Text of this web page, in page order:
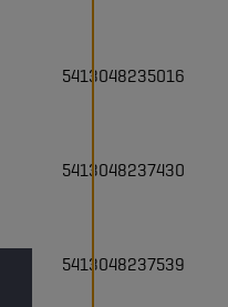
5413048235016
5413048237430
5413048237539